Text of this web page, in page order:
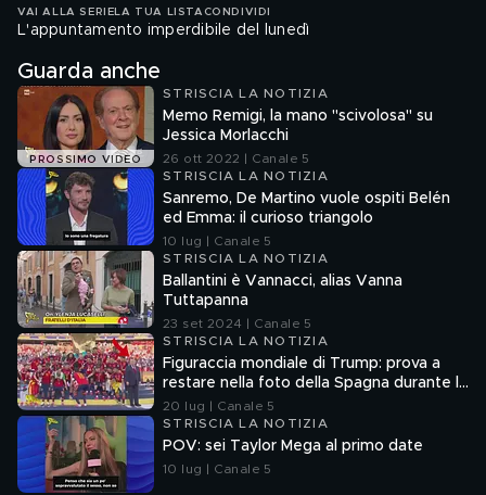
VAI ALLA SERIE LA TUA LISTA CONDIVIDI
L'appuntamento imperdibile del lunedì
Guarda anche
PROSSIMO VIDEO
STRISCIA LA NOTIZIA
Memo Remigi, la mano "scivolosa" su
Jessica Morlacchi
26 ott 2022 | Canale 5
STRISCIA LA NOTIZIA
Sanremo, De Martino vuole ospiti Belén
ed Emma: il curioso triangolo
10 lug | Canale 5
STRISCIA LA NOTIZIA
Ballantini è Vannacci, alias Vanna
Tuttapanna
23 set 2024 | Canale 5
STRISCIA LA NOTIZIA
Figuraccia mondiale di Trump: prova a
restare nella foto della Spagna durante la
premiazione
20 lug | Canale 5
STRISCIA LA NOTIZIA
POV: sei Taylor Mega al primo date
10 lug | Canale 5